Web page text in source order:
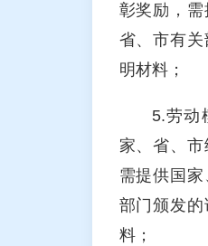
彰奖励，需
省、市有
明材料；
5.劳动
家、省、市
需提供国
部门颁发
料；